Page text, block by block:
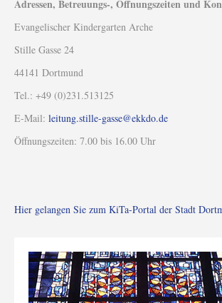
Adressen, Betreuungs-, Öffnungszeiten und
Evangelischer Kindergarten Arche
Stille Gasse 24
44141 Dortmund
Tel.: +49 (0)231.513125
E-Mail: leitung.stille-gasse@ekkdo.de
Öffnungszeiten: 7.00 bis 16.00 Uhr
Hier gelangen Sie zum KiTa-Portal der Stadt